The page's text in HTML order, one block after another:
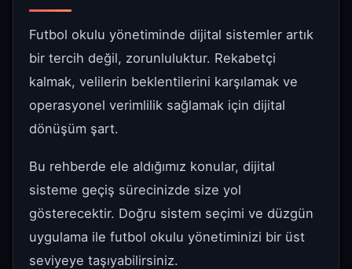
Futbol okulu yönetiminde dijital sistemler artık
bir tercih değil, zorunluluktur. Rekabetçi
kalmak, velilerin beklentilerini karşılamak ve
operasyonel verimlilik sağlamak için dijital
dönüşüm şart.
Bu rehberde ele aldığımız konular, dijital
sisteme geçiş sürecinizde size yol
gösterecektir. Doğru sistem seçimi ve düzgün
uygulama ile futbol okulu yönetiminizi bir üst
seviyeye taşıyabilirsiniz.